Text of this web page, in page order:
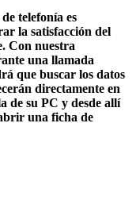
telefonía es
la satisfacción del
Con nuestra
una llamada
que buscar los datos
directamente en
de su PC y desde allí
una ficha de